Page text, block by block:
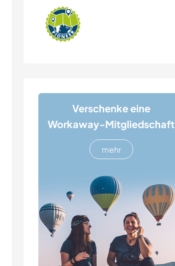
Verschenke eine
Workaway-Mitgliedschaft
mehr